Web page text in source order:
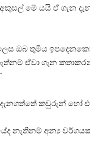
මේ යයි ඒ ගැන
ඔබ තුමිය
ඒවා ගැන
කවුරුන් හෝ
නැතිනම් අන්‍ය